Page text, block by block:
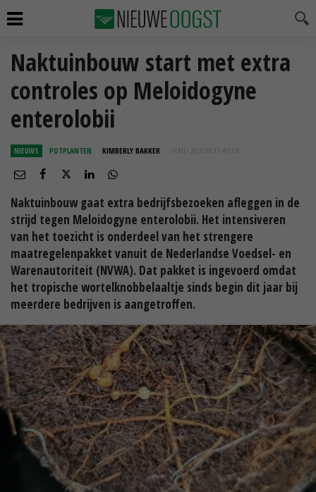
Naktuinbouw start met extra
controles op Meloidogyne
enterolobii
NIEUWS POTPLANTEN KIMBERLY BAKKER 04 MEI 2023 OM 13:45
Naktuinbouw gaat extra bedrijfsbezoeken afleggen in de
strijd tegen Meloidogyne enterolobii. Het intensiveren
van het toezicht is onderdeel van het strengere
maatregelenpakket vanuit de Nederlandse Voedsel- en
Warenautoriteit (NVWA). Dat pakket is ingevoerd omdat
het tropische wortelknobbelaaltje sinds begin dit jaar bij
meerdere bedrijven is aangetroffen.